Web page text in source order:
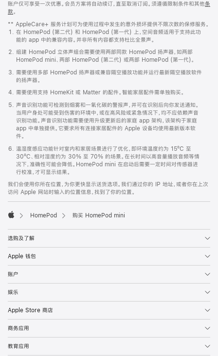
账户仅可享受一次优惠。会员方案将自动续订，直至取消订阅。须遵循限制条件和其他条
款。
窗
口
中
打
开)
** AppleCare+ 服务计划可为使用过程中发生的意外损坏提供不限次数的保修服务。
在 HomePod (第二代) 和 HomePod (第一代) 上，空间音频适用于支持此功
能的 app 中的兼容内容。并非所有内容都支持杜比全景声。
组建 HomePod 立体声组合需要使用两部同款 HomePod 扬声器，如两部
HomePod mini、两部 HomePod (第二代) 或两部 HomePod (第一代)。
需要使用多部 HomePod 扬声器或兼容隔空播放功能并运行最新隔空播放软件
的扬声器。
需要使用支持 HomeKit 或 Matter 的配件。智能家居配件需单独购买。
声音识别功能可检测到烟雾和一氧化碳的警报声，并可在识别后向你发送通知。
当用户身处可能受到伤害的环境中，或在高风险或紧急情况下，均不应依赖声音
识别功能。声音识别功能需要使用升级更新后的家庭 app 架构，该架构于家庭
app 中单独提供。它要求所有连接家居配件的 Apple 设备均使用最新版本软
件。
温湿度感应功能针对室内和家居场景进行了优化，即环境温度约为 15ºC 至
30ºC、相对湿度约为 30% 至 70% 的场景。在长时间以高音量播放音频等情
况下，准确性可能会降低。HomePod mini 在启动后需要一定时间对传感器进
行校准，才可显示结果。
我们会使用你所在位置，为你更快显示送货选项。我们通过你的 IP 地址，或者你在上次
访问 Apple 网站时输入的位置信息，找到了你的位置。
HomePod 购买 HomePod mini
选购及了解
Apple 钱包
账户
娱乐
Apple Store 商店
商务应用
教育应用